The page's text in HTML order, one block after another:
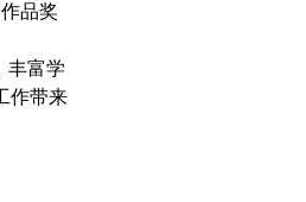
品奖
丰富学
作带来